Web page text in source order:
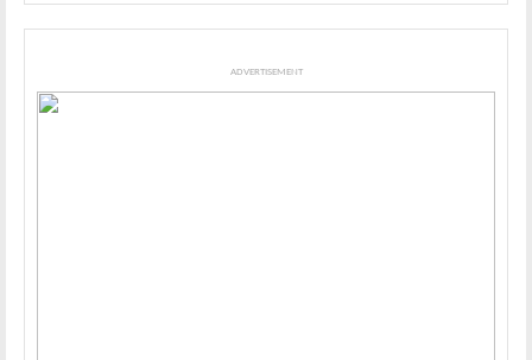
ADVERTISEMENT